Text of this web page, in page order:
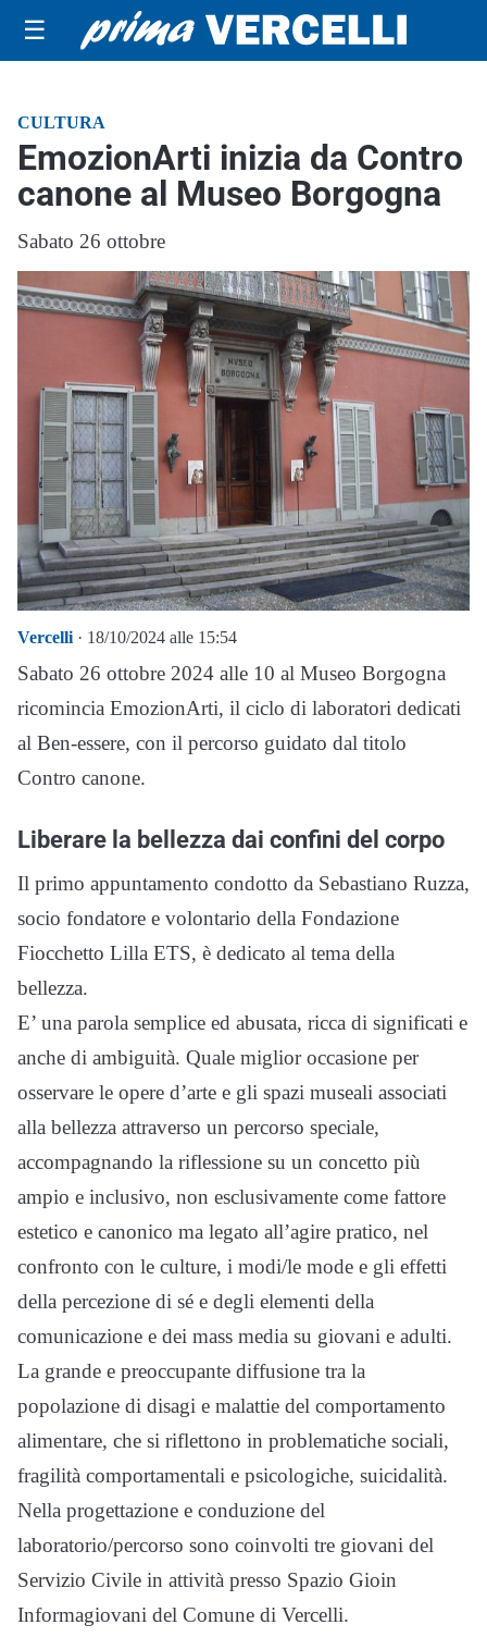
☰
CULTURA
EmozionArti inizia da Contro
canone al Museo Borgogna
Sabato 26 ottobre
Vercelli · 18/10/2024 alle 15:54
Sabato 26 ottobre 2024 alle 10 al Museo Borgogna
ricomincia EmozionArti, il ciclo di laboratori dedicati
al Ben-essere, con il percorso guidato dal titolo
Contro canone.
Liberare la bellezza dai confini del corpo
Il primo appuntamento condotto da Sebastiano Ruzza,
socio fondatore e volontario della Fondazione
Fiocchetto Lilla ETS, è dedicato al tema della
bellezza.
E’ una parola semplice ed abusata, ricca di significati e
anche di ambiguità. Quale miglior occasione per
osservare le opere d’arte e gli spazi museali associati
alla bellezza attraverso un percorso speciale,
accompagnando la riflessione su un concetto più
ampio e inclusivo, non esclusivamente come fattore
estetico e canonico ma legato all’agire pratico, nel
confronto con le culture, i modi/le mode e gli effetti
della percezione di sé e degli elementi della
comunicazione e dei mass media su giovani e adulti.
La grande e preoccupante diffusione tra la
popolazione di disagi e malattie del comportamento
alimentare, che si riflettono in problematiche sociali,
fragilità comportamentali e psicologiche, suicidalità.
Nella progettazione e conduzione del
laboratorio/percorso sono coinvolti tre giovani del
Servizio Civile in attività presso Spazio Gioin
Informagiovani del Comune di Vercelli.